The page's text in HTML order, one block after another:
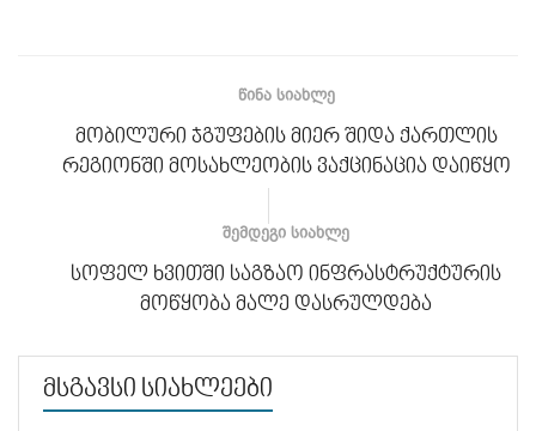
ᲬᲘᲜᲐ ᲡᲘᲐᲮᲚᲔ
მობილური ჯგუფების მიერ შიდა ქართლის
რეგიონში მოსახლეობის ვაქცინაცია დაიწყო
ᲨᲔᲛᲓᲔᲒᲘ ᲡᲘᲐᲮᲚᲔ
სოფელ ხვითში საგზაო ინფრასტრუქტურის
მოწყობა მალე დასრულდება
მსგავსი სიახლეები